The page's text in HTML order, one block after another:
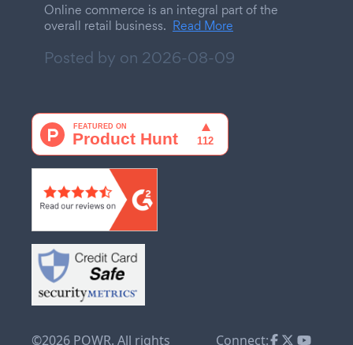
Online commerce is an integral part of the
overall retail business. Read More
Posted by on 2026-08-09
©2026 POWR. All rights Connect: